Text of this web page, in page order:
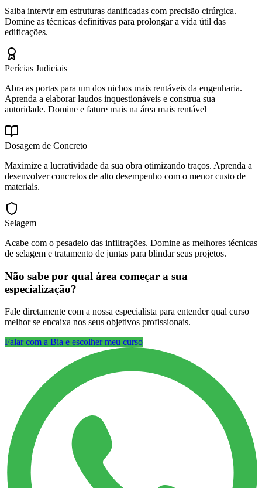
Saiba intervir em estruturas danificadas com precisão cirúrgica.
Domine as técnicas definitivas para prolongar a vida útil das
edificações.
Perícias Judiciais
Abra as portas para um dos nichos mais rentáveis da engenharia.
Aprenda a elaborar laudos inquestionáveis e construa sua
autoridade. Domine e fature mais na área mais rentável
Dosagem de Concreto
Maximize a lucratividade da sua obra otimizando traços. Aprenda a
desenvolver concretos de alto desempenho com o menor custo de
materiais.
Selagem
Acabe com o pesadelo das infiltrações. Domine as melhores técnicas
de selagem e tratamento de juntas para blindar seus projetos.
Não sabe por qual área começar a sua
especialização?
Fale diretamente com a nossa especialista para entender qual curso
melhor se encaixa nos seus objetivos profissionais.
Falar com a Bia e escolher meu curso